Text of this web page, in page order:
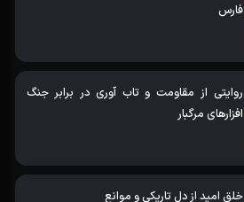
فارس
روایتی از مقاومت و تاب آوری در برابر جنگ
افزارهای مرگبار
خلق امید از دل تاریکی و موانع